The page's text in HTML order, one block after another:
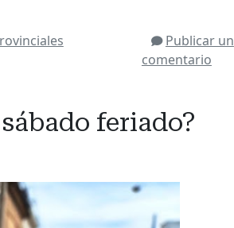
Publicar un
comentario
feriado?